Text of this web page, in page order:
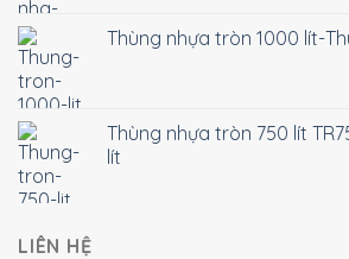
Thùng nhựa tròn 1000 lít-
Thùng nhựa tròn 750 lít
lít
LIÊN HỆ